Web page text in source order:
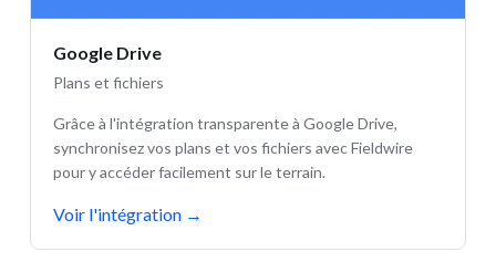
Google Drive
Plans et fichiers
Grâce à l'intégration transparente à Google Drive,
synchronisez vos plans et vos fichiers avec Fieldwire
pour y accéder facilement sur le terrain.
Voir l'intégration →